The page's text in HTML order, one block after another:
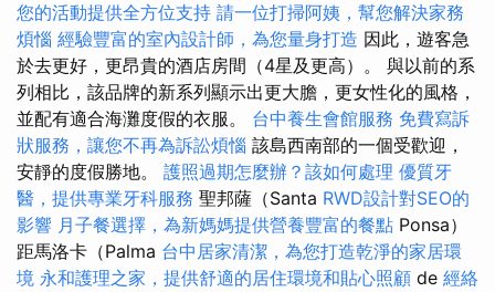
您的活動提供全方位支持 請一位打掃阿姨，幫您解決家務
煩惱 經驗豐富的室內設計師，為您量身打造 因此，遊客急
於去更好，更昂貴的酒店房間（4星及更高）。 與以前的系
列相比，該品牌的新系列顯示出更大膽，更女性化的風格，
並配有適合海灘度假的衣服。 台中養生會館服務 免費寫訴
狀服務，讓您不再為訴訟煩惱 該島西南部的一個受歡迎，
安靜的度假勝地。 護照過期怎麼辦？該如何處理 優質牙
醫，提供專業牙科服務 聖邦薩（Santa RWD設計對SEO的
影響 月子餐選擇，為新媽媽提供營養豐富的餐點 Ponsa）
距馬洛卡（Palma 台中居家清潔，為您打造乾淨的家居環
境 永和護理之家，提供舒適的居住環境和貼心照顧 de 經絡